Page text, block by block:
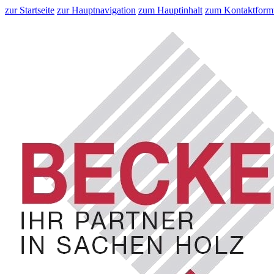
zur Startseite zur Hauptnavigation zum Hauptinhalt zum